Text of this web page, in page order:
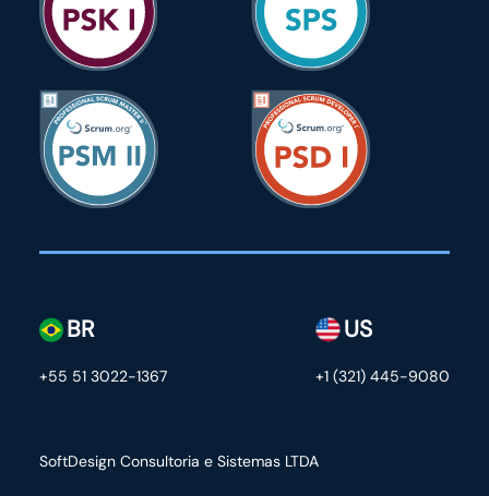
SoftDesign Consultoria e Sistemas LTDA
BR
+55 51 3022-1367
US
+1 (321) 445-9080